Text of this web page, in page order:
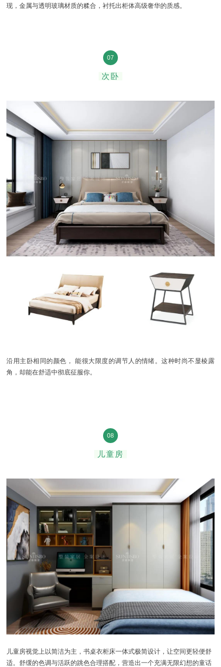
现，金属与透明玻璃材质的糅合，衬托出柜体高级奢华的质感。
07
次卧
沿用主卧相同的颜色，
能很大限度的调节人的情绪。这种时尚不显棱露
角，却能在舒适中彻底征服你。
08
儿童房
儿童房视觉上以简洁为主，书桌衣柜床一体式极简设计，让空间更轻便舒
适。舒缓的色调与活跃的跳色合理搭配，营造出一个充满无限幻想的童话